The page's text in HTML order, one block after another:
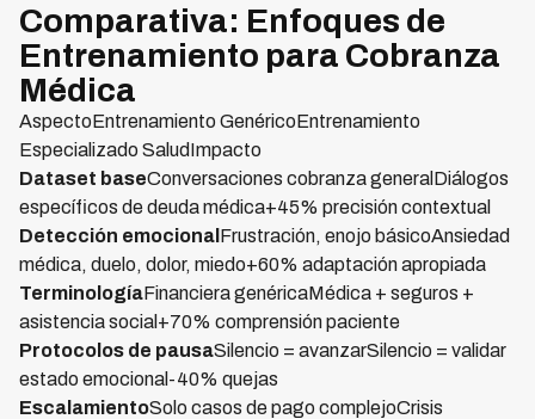
Comparativa: Enfoques de
Entrenamiento para Cobranza
Médica
AspectoEntrenamiento GenéricoEntrenamiento
Especializado SaludImpacto
Dataset baseConversaciones cobranza generalDiálogos
específicos de deuda médica+45% precisión contextual
Detección emocional Frustración, enojo básicoAnsiedad
médica, duelo, dolor, miedo+60% adaptación apropiada
TerminologíaFinanciera genéricaMédica + seguros +
asistencia social+70% comprensión paciente
Protocolos de pausaSilencio = avanzarSilencio = validar
estado emocional-40% quejas
EscalamientoSolo casos de pago complejoCrisis